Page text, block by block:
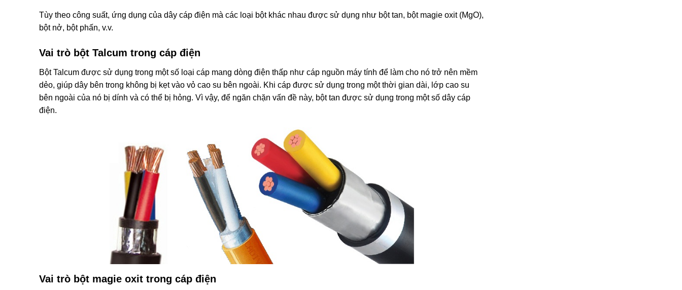
Tùy theo công suất, ứng dụng của dây cáp điện mà các loại bột khác nhau được sử dụng như bột tan, bột magie oxit (MgO),
bột nở, bột phấn, v.v.
Vai trò bột Talcum trong cáp điện
Bột Talcum được sử dụng trong một số loại cáp mang dòng điện thấp như cáp nguồn máy tính để làm cho nó trở nên mềm
dẻo, giúp dây bên trong không bị kẹt vào vỏ cao su bên ngoài. Khi cáp được sử dụng trong một thời gian dài, lớp cao su
bên ngoài của nó bị dính và có thể bị hỏng. Vì vậy, để ngăn chặn vấn đề này, bột tan được sử dụng trong một số dây cáp
điện.
Vai trò bột magie oxit trong cáp điện